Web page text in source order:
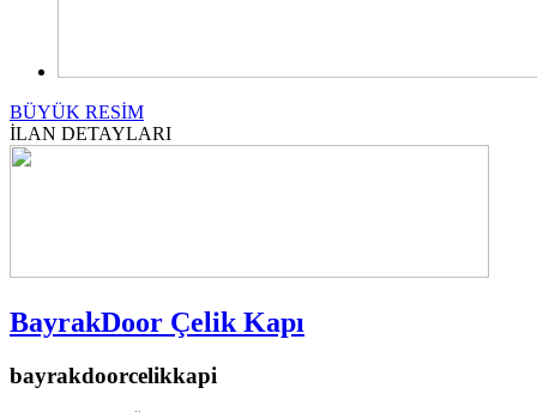
BÜYÜK RESİM
İLAN DETAYLARI
BayrakDoor Çelik Kapı
bayrakdoorcelikkapi